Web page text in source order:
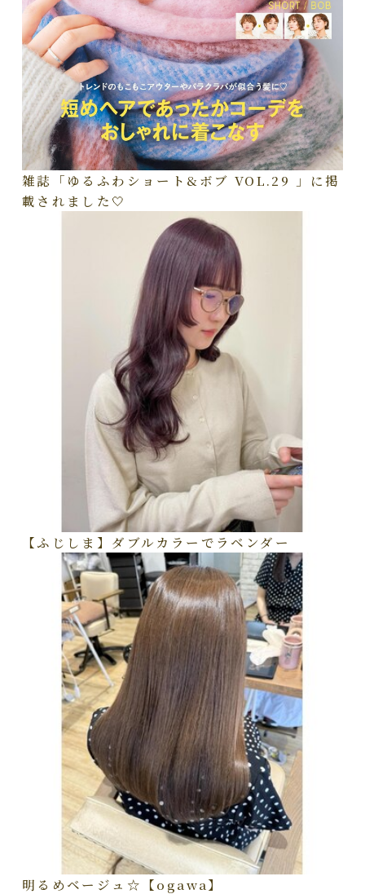
雑誌「ゆるふわショート&ボブ VOL.29 」に掲
載されました🤍
【ふじしま】ダブルカラーでラベンダー
明るめベージュ☆【ogawa】